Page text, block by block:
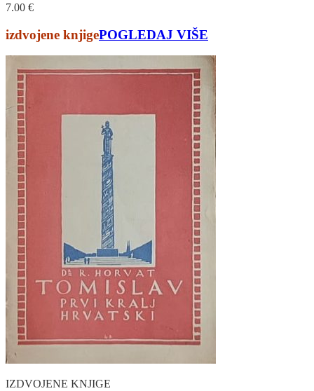
7.00 €
izdvojene knjigePOGLEDAJ VIŠE
IZDVOJENE KNJIGE